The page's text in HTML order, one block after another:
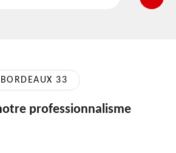
33
professionnalisme